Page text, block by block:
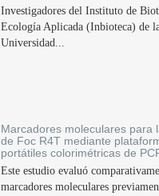
Investigadores del Instituto de
Ecología Aplicada (Inbioteca) de
Universidad...
Marcadores moleculares para
de Foc R4T mediante
portátiles colorimétricas de
Este estudio evaluó
marcadores moleculares